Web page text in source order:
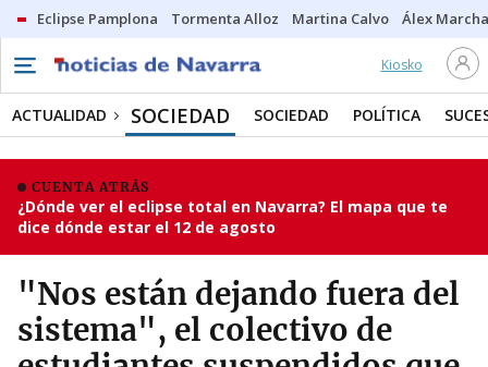
Eclipse Pamplona Tormenta Alloz Martina Calvo Álex
Kiosko
ACTUALIDAD SOCIEDAD SOCIEDAD POLÍTICA
CUENTA ATRÁS
¿Dónde ver el eclipse total en Navarra? El mapa que te
dice dónde estar el 12 de agosto
"Nos están dejando fuera del
sistema", el colectivo de